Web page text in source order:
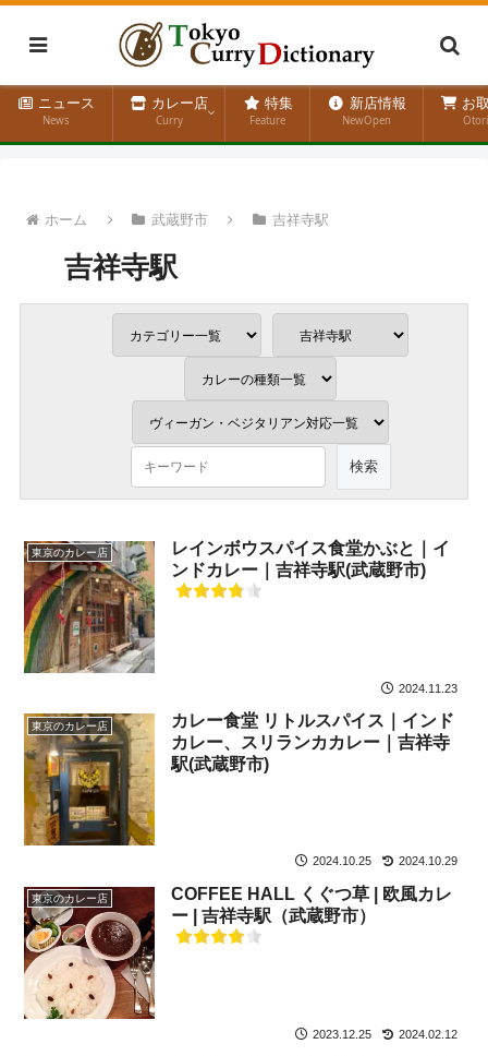
ニュース
News
カレー店
Curry
特集
Feature
新店情報
NewOpen
お
ホーム 武蔵野市 吉祥寺駅
吉祥寺駅
東京のカレー店
レインボウスパイス食堂かぶと｜イ
ンドカレー｜吉祥寺駅(武蔵野市)
2024.11.23
東京のカレー店
カレー食堂 リトルスパイス｜インド
カレー、スリランカカレー｜吉祥寺
駅(武蔵野市)
2024.10.25 2024.10.29
東京のカレー店
COFFEE HALL くぐつ草 | 欧風カレ
ー | 吉祥寺駅（武蔵野市）
2023.12.25 2024.02.12